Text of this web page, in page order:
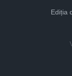
Ediția